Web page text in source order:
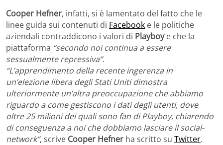
Cooper Hefner, infatti, si è lamentato del fatto che le
linee guida sui contenuti di Facebook e le politiche
aziendali contraddicono i valori di Playboye che la
piattaforma “secondo noi continua a essere
sessualmente repressiva”.
“L’apprendimento della recente ingerenza in
un’elezione libera degli Stati Uniti dimostra
ulteriormente un’altra preoccupazione che abbiamo
riguardo a come gestiscono i dati degli utenti, dove
oltre 25 milioni dei quali sono fan di Playboy, chiarendo
di conseguenza a noi che dobbiamo lasciare il social-
network”, scrive Cooper Hefner ha scritto su Twitter.